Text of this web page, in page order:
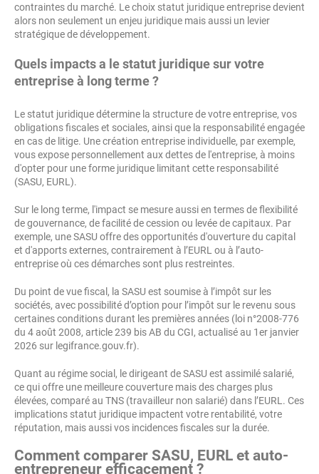
contraintes du marché. Le choix statut juridique entreprise devient
alors non seulement un enjeu juridique mais aussi un levier
stratégique de développement.
Quels impacts a le statut juridique sur votre
entreprise à long terme ?
Le statut juridique détermine la structure de votre entreprise, vos
obligations fiscales et sociales, ainsi que la responsabilité engagée
en cas de litige. Une création entreprise individuelle, par exemple,
vous expose personnellement aux dettes de l'entreprise, à moins
d'opter pour une forme juridique limitant cette responsabilité
(SASU, EURL).
Sur le long terme, l'impact se mesure aussi en termes de flexibilité
de gouvernance, de facilité de cession ou levée de capitaux. Par
exemple, une SASU offre des opportunités d'ouverture du capital
et d'apports externes, contrairement à l’EURL ou à l’auto-
entreprise où ces démarches sont plus restreintes.
Du point de vue fiscal, la SASU est soumise à l’impôt sur les
sociétés, avec possibilité d’option pour l’impôt sur le revenu sous
certaines conditions durant les premières années (loi n°2008-776
du 4 août 2008, article 239 bis AB du CGI, actualisé au 1er janvier
2026 sur legifrance.gouv.fr).
Quant au régime social, le dirigeant de SASU est assimilé salarié,
ce qui offre une meilleure couverture mais des charges plus
élevées, comparé au TNS (travailleur non salarié) dans l’EURL. Ces
implications statut juridique impactent votre rentabilité, votre
réputation, mais aussi vos incidences fiscales sur la durée.
Comment comparer SASU, EURL et auto-
entrepreneur efficacement ?